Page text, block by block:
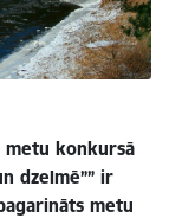
metu konkursā
dzelmē”” ir
metu